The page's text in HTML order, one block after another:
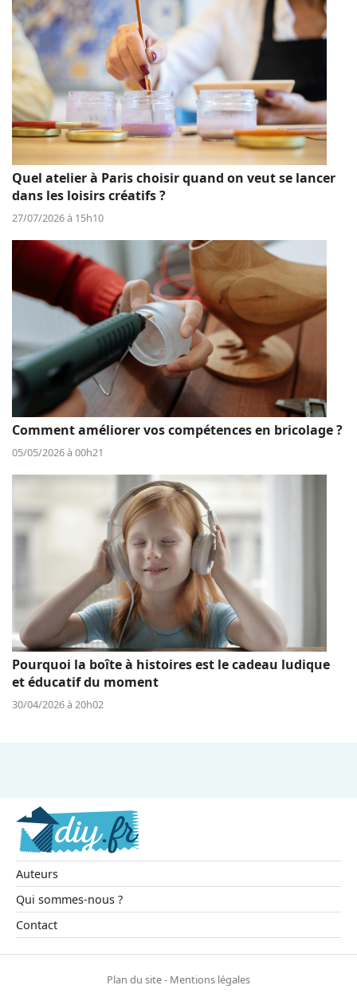
Quel atelier à Paris choisir quand on veut se lancer
dans les loisirs créatifs ?
27/07/2026 à 15h10
Comment améliorer vos compétences en bricolage ?
05/05/2026 à 00h21
Pourquoi la boîte à histoires est le cadeau ludique
et éducatif du moment
30/04/2026 à 20h02
Auteurs
Qui sommes-nous ?
Contact
Plan du site- Mentions légales